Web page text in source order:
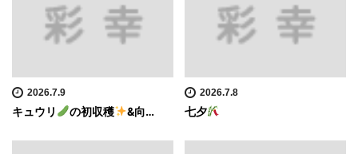
2026.7.9
キュウリ の初収穫 &向…
2026.7.8
七夕